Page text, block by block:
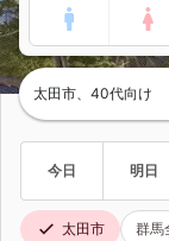
太田市、40代向け
今日 明日
太田市 群馬